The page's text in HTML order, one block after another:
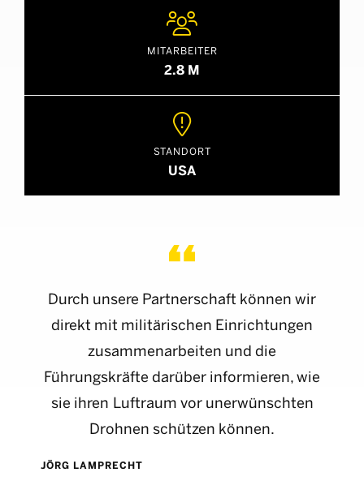

MITARBEITER
2.8 M

STANDORT
USA
Durch unsere Partnerschaft können wir
direkt mit militärischen Einrichtungen
zusammenarbeiten und die
Führungskräfte darüber informieren, wie
sie ihren Luftraum vor unerwünschten
Drohnen schützen können.
JÖRG LAMPRECHT